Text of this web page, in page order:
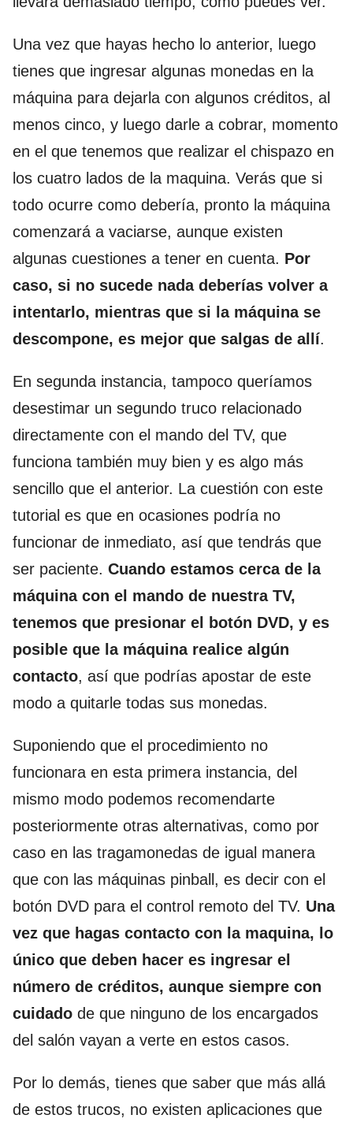
Una vez que hayas hecho lo anterior, luego
tienes que ingresar algunas monedas en la
máquina para dejarla con algunos créditos, al
menos cinco, y luego darle a cobrar, momento
en el que tenemos que realizar el chispazo en
los cuatro lados de la maquina. Verás que si
todo ocurre como debería, pronto la máquina
comenzará a vaciarse, aunque existen
algunas cuestiones a tener en cuenta. Por
caso, si no sucede nada deberías volver a
intentarlo, mientras que si la máquina se
descompone, es mejor que salgas de allí.
En segunda instancia, tampoco queríamos
desestimar un segundo truco relacionado
directamente con el mando del TV, que
funciona también muy bien y es algo más
sencillo que el anterior. La cuestión con este
tutorial es que en ocasiones podría no
funcionar de inmediato, así que tendrás que
ser paciente. Cuando estamos cerca de la
máquina con el mando de nuestra TV,
tenemos que presionar el botón DVD, y es
posible que la máquina realice algún
contacto, así que podrías apostar de este
modo a quitarle todas sus monedas.
Suponiendo que el procedimiento no
funcionara en esta primera instancia, del
mismo modo podemos recomendarte
posteriormente otras alternativas, como por
caso en las tragamonedas de igual manera
que con las máquinas pinball, es decir con el
botón DVD para el control remoto del TV. Una
vez que hagas contacto con la maquina, lo
único que deben hacer es ingresar el
número de créditos, aunque siempre con
cuidado de que ninguno de los encargados
del salón vayan a verte en estos casos.
Por lo demás, tienes que saber que más allá
de estos trucos, no existen aplicaciones que